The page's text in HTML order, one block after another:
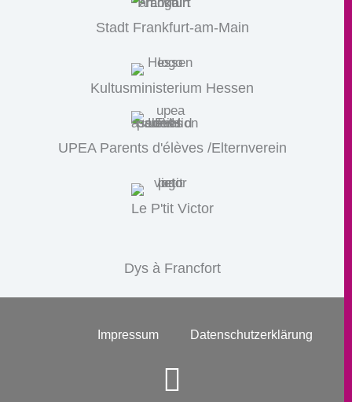
Stadt Frankfurt-am-Main
Kultusministerium Hessen
UPEA Parents d'élèves /Elternverein
Le P'tit Victor
Dys à Francfort
Impressum Datenschutzerklärung